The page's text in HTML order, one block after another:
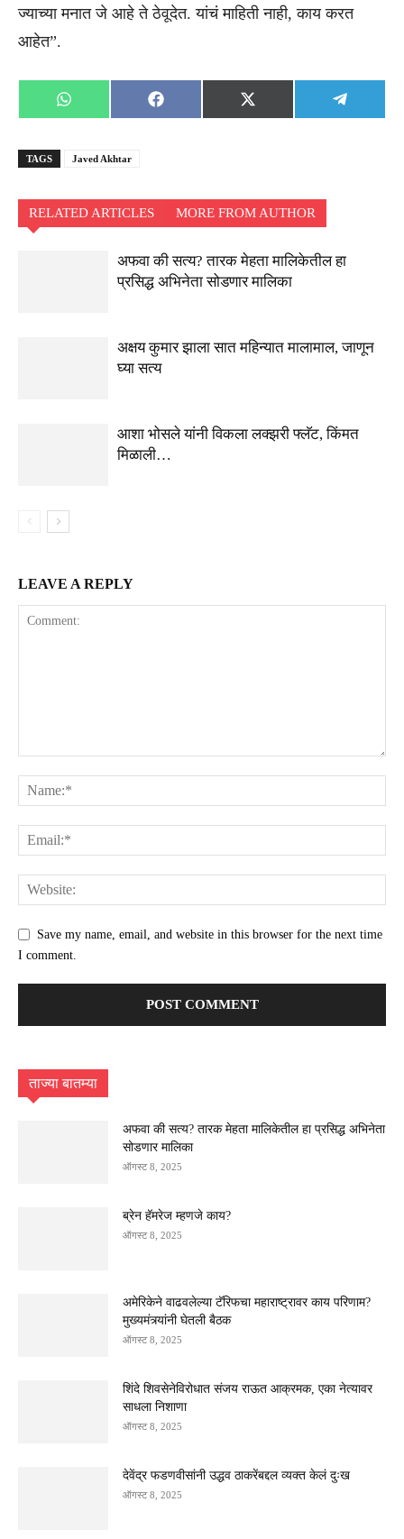
ज्याच्या मनात जे आहे ते ठेवूदेत. यांचं माहिती नाही, काय करत
आहेत”.
Share
on
WhatsApp
Share
on
Facebook
Share
on
X
(Twitter)
Share
on
TAGS Javed Akhtar
RELATED ARTICLES MORE FROM AUTHOR
अफवा की सत्य? तारक मेहता मालिकेतील हा
प्रसिद्ध अभिनेता सोडणार मालिका
अक्षय कुमार झाला सात महिन्यात मालामाल, जाणून
घ्या सत्य
आशा भोसले यांनी विकला लक्झरी फ्लॅट, किंमत
मिळाली…
LEAVE A REPLY
Save my name, email, and website in this browser for the next time
I comment.
ताज्या बातम्या
अफवा की सत्य? तारक मेहता मालिकेतील हा प्रसिद्ध अभिनेता
सोडणार मालिका
ऑगस्ट 8, 2025
ब्रेन हॅमरेज म्हणजे काय?
ऑगस्ट 8, 2025
अमेरिकेने वाढवलेल्या टॅरिफचा महाराष्ट्रावर काय परिणाम?
मुख्यमंत्र्यांनी घेतली बैठक
ऑगस्ट 8, 2025
शिंदे शिवसेनेविरोधात संजय राऊत आक्रमक, एका नेत्यावर
साधला निशाणा
ऑगस्ट 8, 2025
देवेंद्र फडणवीसांनी उद्धव ठाकरेंबद्दल व्यक्त केलं दुःख
ऑगस्ट 8, 2025